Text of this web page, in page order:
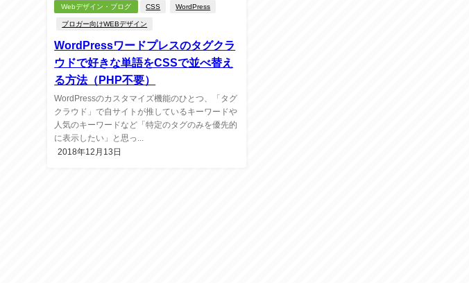
Webデザイン・ブログ CSS WordPress
ブロガー向けWEBデザイン
WordPressワードプレスのタグクラ
ウドで好きな単語をCSSで並べ替え
る方法（PHP不要）
WordPressのカスタマイズ機能のひとつ、「タグ
クラウド」で自サイトが推しているキーワードや
人気のキーワードなど「特定のタグのみを優先的
に表示したい」と思っ...
2018年12月13日